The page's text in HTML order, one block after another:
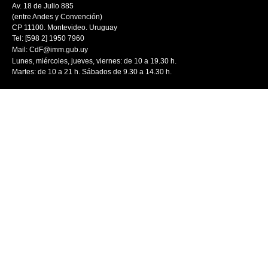
Av. 18 de Julio 885
(entre Andes y Convención)
CP 11100. Montevideo. Uruguay
Tel: [598 2] 1950 7960
Mail: CdF@imm.gub.uy
Lunes, miércoles, jueves, viernes: de 10 a 19.30 h.
Martes: de 10 a 21 h. Sábados de 9.30 a 14.30 h.